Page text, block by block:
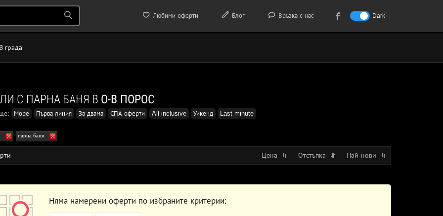
Любими оферти Блог Връзка с нас Dark
В града
С ПАРНА БАНЯ В О-В ПОРОС
Море Първа линия За двама СПА оферти All inclusive Уикенд Last minute
парна баня
Цена Отстъпка Най-нови
Няма намерени оферти по избраните критерии: